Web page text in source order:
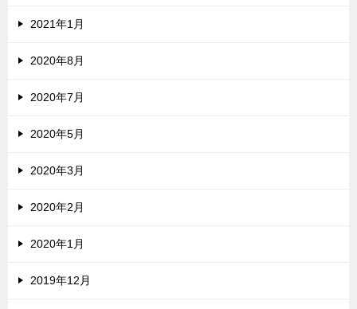
2021年1月
2020年8月
2020年7月
2020年5月
2020年3月
2020年2月
2020年1月
2019年12月